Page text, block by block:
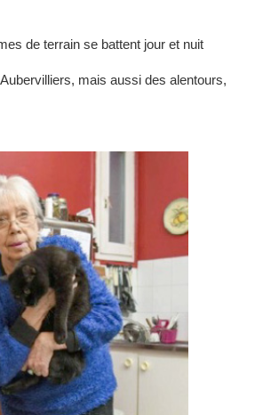
de terrain se battent jour et nuit
mais aussi des alentours,